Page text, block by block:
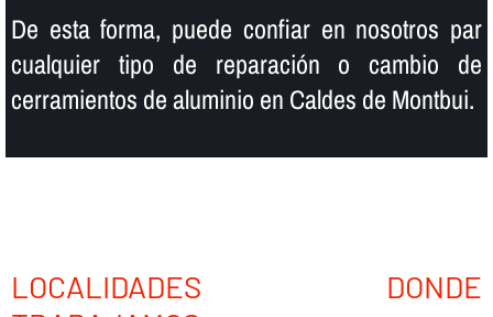
De esta forma, puede confiar en nosotros par
cualquier tipo de reparación o cambio de
cerramientos de aluminio en Caldes de Montbui.
LOCALIDADES DONDE